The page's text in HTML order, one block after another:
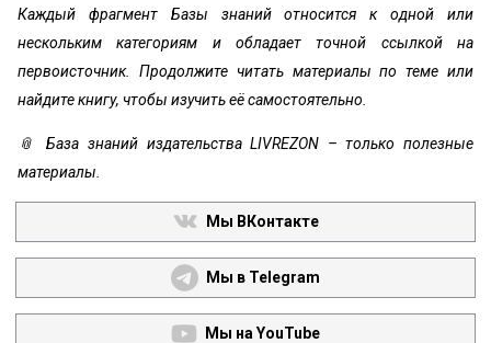
Каждый фрагмент Базы знаний относится к одной или
нескольким категориям и обладает точной ссылкой на
первоисточник. Продолжите читать материалы по теме или
найдите книгу, чтобы изучить её самостоятельно.
📎 База знаний издательства LIVREZON – только полезные
материалы.
Мы ВКонтакте
Мы в Telegram
Мы на YouTube